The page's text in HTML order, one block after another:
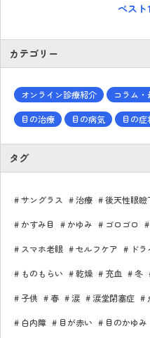
ベスト
カテゴリー
オンライン診療紹介 コラム
目の治療 目の病気 目の症
タグ
サングラス 治療 後天性眼瞼
かすみ目 かゆみ ゴロゴロ
スマホ老眼 セルフケア ド
ものもらい 乾燥 充血 冬
子供 春 涙 涙堂閉塞症
白内障 目が赤い 目のかゆみ